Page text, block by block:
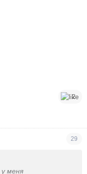
2
29
меня